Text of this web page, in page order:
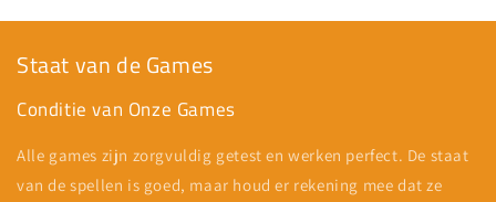
Staat van de Games
Conditie van Onze Games
Alle games zijn zorgvuldig getest en werken perfect. De staat
van de spellen is goed, maar houd er rekening mee dat ze